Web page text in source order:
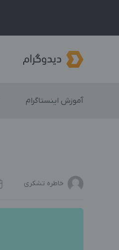
آموزش اینستاگرام
خاطره تشکری